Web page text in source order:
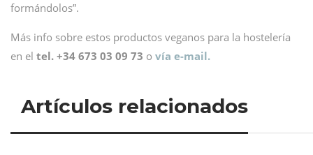
formándolos”.
Más info sobre estos productos veganos para la hostelería
en el tel. +34 673 03 09 73 o vía e-mail.
Artículos relacionados